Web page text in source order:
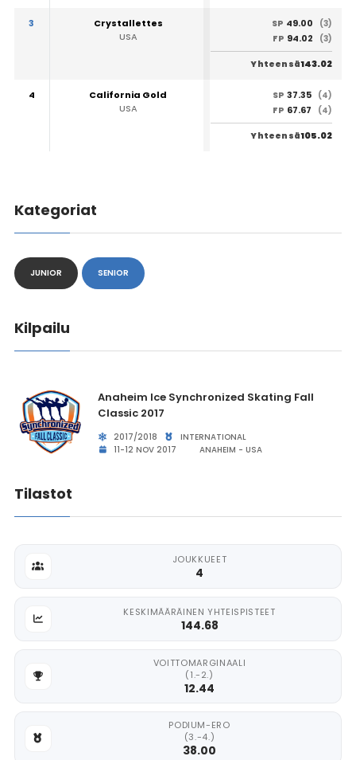
3
Crystallettes
USA
SP 49.00
(3)
FP 94.02 (3)
Yhteensä143.02
4
California Gold
USA
SP 37.35 (4)
FP 67.67 (4)
Yhteensä105.02
Kategoriat
JUNIOR SENIOR
Kilpailu
Anaheim Ice Synchronized Skating Fall
Classic 2017
2017/2018
INTERNATIONAL
11-12 NOV 2017
ANAHEIM - USA
Tilastot
JOUKKUEET
4
KESKIMÄÄRÄINEN YHTEISPISTEET
144.68
VOITTOMARGINAALI
(1.-2.)
12.44
PODIUM-ERO
(3.-4.)
38.00